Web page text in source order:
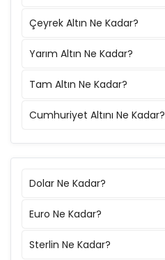
Çeyrek Altın Ne Kadar?
Yarım Altın Ne Kadar?
Tam Altın Ne Kadar?
Cumhuriyet Altını Ne Kadar?
Dolar Ne Kadar?
Euro Ne Kadar?
Sterlin Ne Kadar?